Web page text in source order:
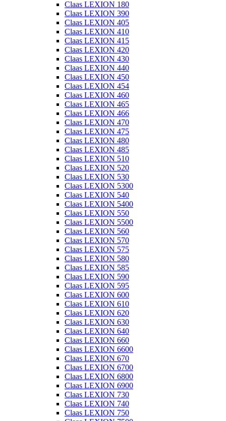
Claas LEXION 180
Claas LEXION 390
Claas LEXION 405
Claas LEXION 410
Claas LEXION 415
Claas LEXION 420
Claas LEXION 430
Claas LEXION 440
Claas LEXION 450
Claas LEXION 454
Claas LEXION 460
Claas LEXION 465
Claas LEXION 466
Claas LEXION 470
Claas LEXION 475
Claas LEXION 480
Claas LEXION 485
Claas LEXION 510
Claas LEXION 520
Claas LEXION 530
Claas LEXION 5300
Claas LEXION 540
Claas LEXION 5400
Claas LEXION 550
Claas LEXION 5500
Claas LEXION 560
Claas LEXION 570
Claas LEXION 575
Claas LEXION 580
Claas LEXION 585
Claas LEXION 590
Claas LEXION 595
Claas LEXION 600
Claas LEXION 610
Claas LEXION 620
Claas LEXION 630
Claas LEXION 640
Claas LEXION 660
Claas LEXION 6600
Claas LEXION 670
Claas LEXION 6700
Claas LEXION 6800
Claas LEXION 6900
Claas LEXION 730
Claas LEXION 740
Claas LEXION 750